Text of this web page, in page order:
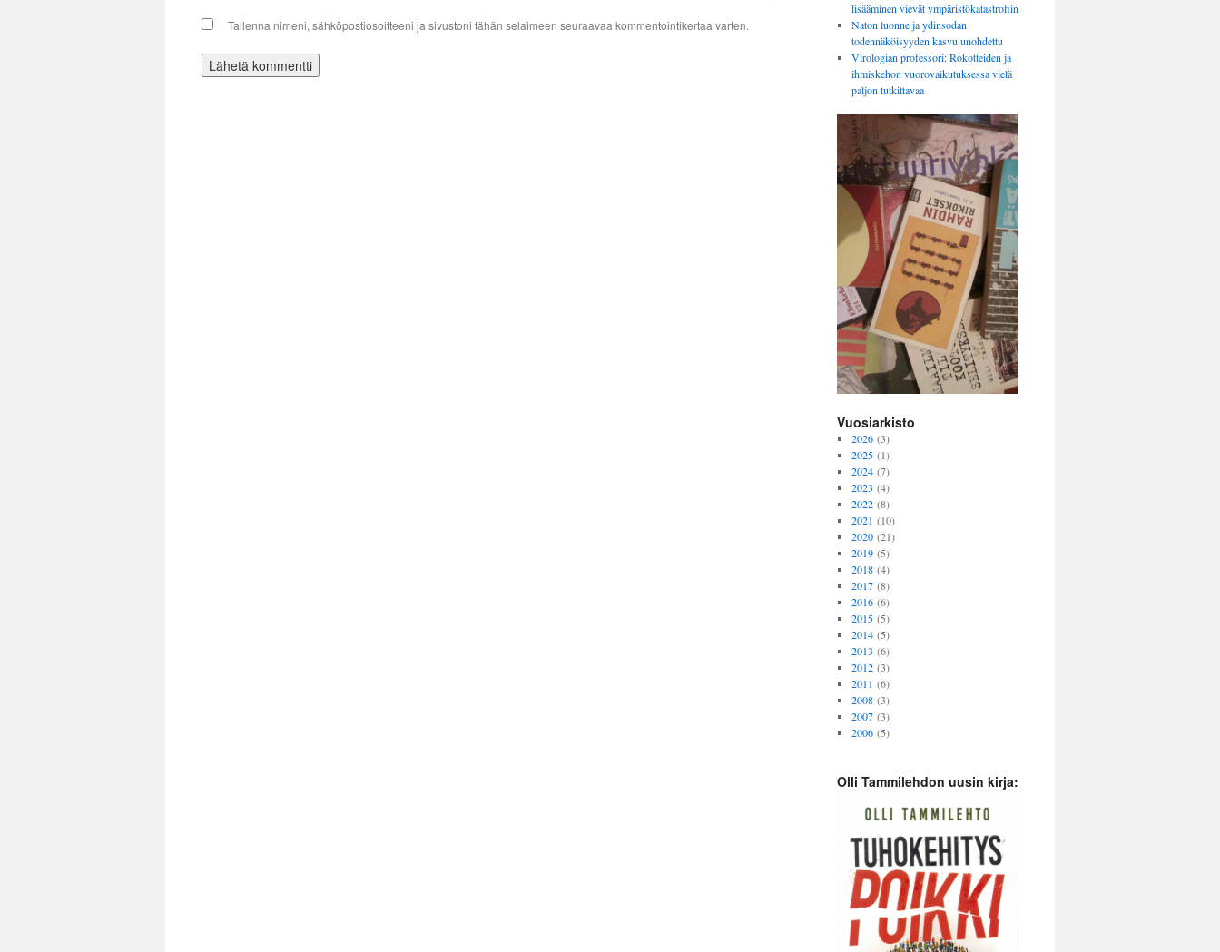
Tallenna nimeni, sähköpostiosoitteeni ja sivustoni tähän selaimeen seuraavaa kommentointikertaa varten.
lisääminen vievät ympäristökatastrofiin
Naton luonne ja ydinsodan
todennäköisyyden kasvu unohdettu
Virologian professori: Rokotteiden ja
ihmiskehon vuorovaikutuksessa vielä
paljon tutkittavaa
Vuosiarkisto
2026(3)
2025(1)
2024(7)
2023 (4)
2022(8)
2021 (10)
2020(21)
2019(5)
2018(4)
2017(8)
2016(6)
2015(5)
2014(5)
2013 (6)
2012(3)
2011 (6)
2008(3)
2007(3)
2006(5)
Olli Tammilehdon uusin kirja: